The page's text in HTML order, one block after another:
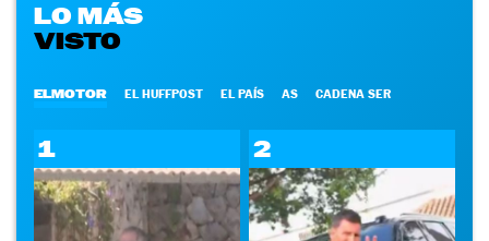
LO MÁS
VISTO
ELMOTOR EL HUFFPOST EL PAÍS AS CADENA SER
1 2